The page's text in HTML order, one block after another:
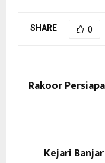
SHARE 0
Rakoor
Kejari